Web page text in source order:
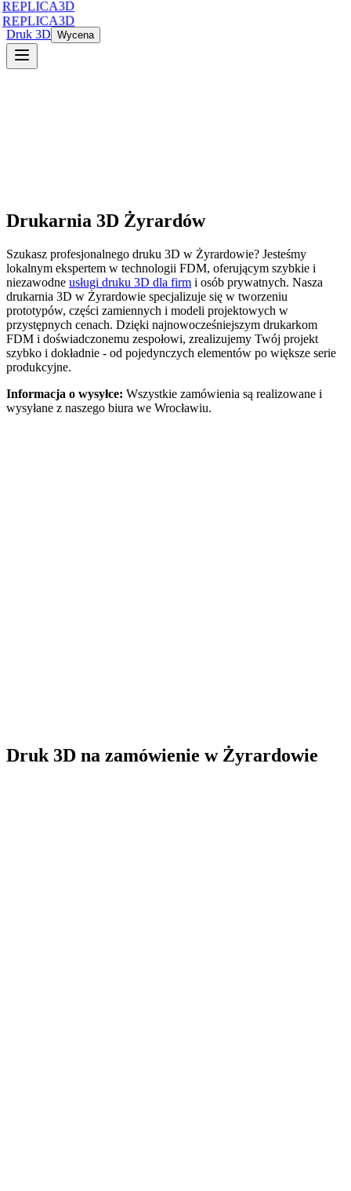
REPLICA3D
REPLICA3D
Druk 3D Wycena
Drukarnia 3D Żyrardów
Szukasz profesjonalnego druku 3D w Żyrardowie? Jesteśmy
lokalnym ekspertem w technologii FDM, oferującym szybkie i
niezawodne usługi druku 3D dla firm i osób prywatnych. Nasza
drukarnia 3D w Żyrardowie specjalizuje się w tworzeniu
prototypów, części zamiennych i modeli projektowych w
przystępnych cenach. Dzięki najnowocześniejszym drukarkom
FDM i doświadczonemu zespołowi, zrealizujemy Twój projekt
szybko i dokładnie - od pojedynczych elementów po większe serie
produkcyjne.
Informacja o wysyłce: Wszystkie zamówienia są realizowane i
wysyłane z naszego biura we Wrocławiu.
Druk 3D na zamówienie w Żyrardowie